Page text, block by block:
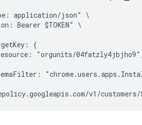
application/json" \
Bearer $TOKEN" \
{
"orgunits/